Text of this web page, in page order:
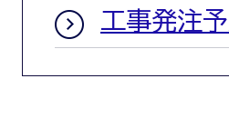
工事発注